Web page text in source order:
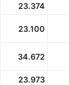
23.374
23.100
34.672
23.973